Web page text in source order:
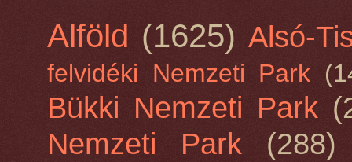
Alföld (1625) Alsó-
felvidéki Nemzeti Park
Bükki Nemzeti Park
Nemzeti Park
(288)